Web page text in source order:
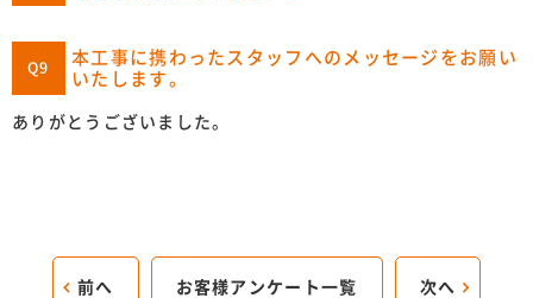
Q9
本工事に携わったスタッフへのメッセージをお願い
いたします。
ありがとうございました。
前へ お客様アンケート一覧 次へ